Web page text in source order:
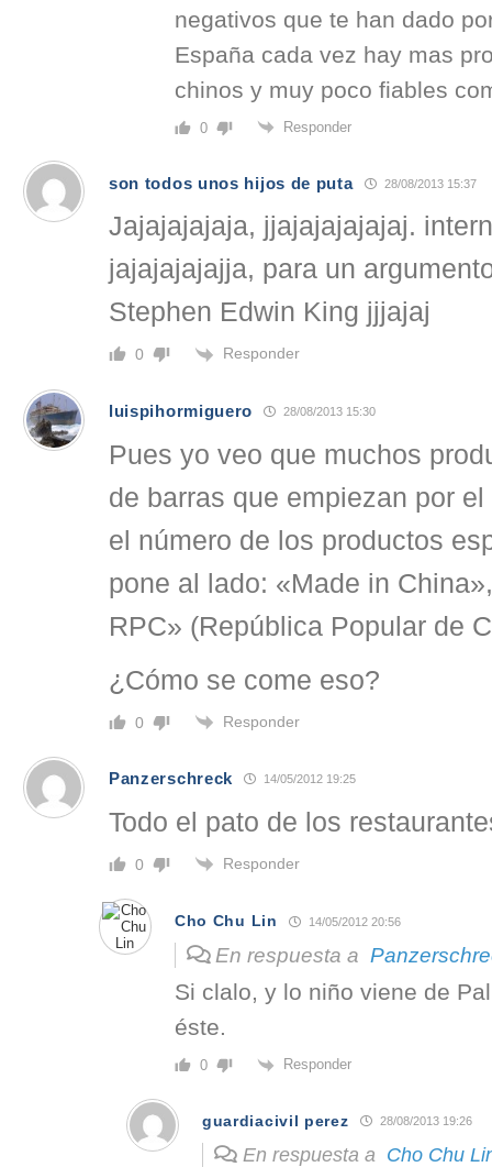
negativos que te han dado
España cada vez hay mas
chinos y muy poco fiables
0 Responder
son todos unos hijos de puta 28/08/2013 15:37
Jajajajajaja, jjajajajajajaj.
jajajajajajja, para un
Stephen Edwin King jjjajaj
0 Responder
luispihormiguero 28/08/2013 15:30
Pues yo veo que muchos
de barras que empiezan por
el número de los productos
pone al lado: «Made in
RPC» (República Popular de
¿Cómo se come eso?
0 Responder
Panzerschreck 14/05/2012 19:25
Todo el pato de los
0 Responder
Cho Chu Lin 14/05/2012 20:56
En respuesta a
Si clalo, y lo niño viene de
éste.
0 Responder
guardiacivil perez 28/08/2013 19:26
En respuesta a Cho Chu